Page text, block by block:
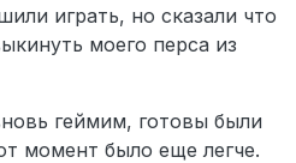
играть, но сказали что
моего перса из
геймим, готовы были
момент было еще легче.